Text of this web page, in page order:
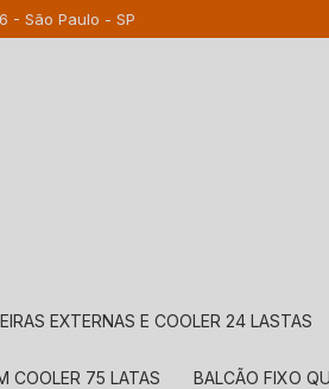
- São Paulo - SP
EXTERNAS E COOLER 24 LASTAS
COOLER 75 LATAS BALCÃO FIXO